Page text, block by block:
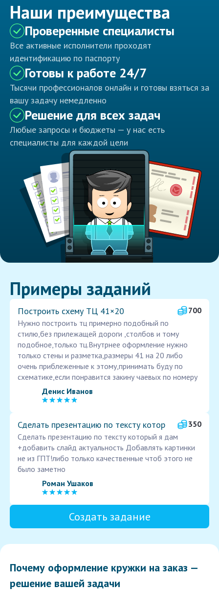
Наши преимущества
Проверенные специалисты
Все активные исполнители проходят
идентификацию по паспорту
Готовы к работе 24/7
Тысячи профессионалов онлайн и готовы взяться за
вашу задачу немедленно
Решение для всех задач
Любые запросы и бюджеты — у нас есть
специалисты для каждой цели
Примеры заданий
Построить схему ТЦ 41×20
700
Нужно построить тц примерно подобный по
стилю,без прилежащей дороги ,столбов и тому
подобное,только тц.Внутрнее оформление нужно
только стены и разметка,размеры 41 на 20 либо
очень приблеженные к этому,принимать буду по
схематике,если понравится закину чаевых по номеру
Денис Иванов
Сделать презентацию по тексту котор
350
Сделать презентацию по тексту который я дам
+добавить слайд актуальность Добавлять картинки
не из ГПТ!либо только качественные чтоб этого не
было заметно
Роман Ушаков
Создать задание
Почему оформление кружки на заказ —
решение вашей задачи